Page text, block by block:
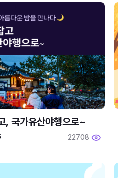
, 국가유산야행으로~
22708